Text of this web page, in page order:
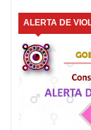
ALERTA DE